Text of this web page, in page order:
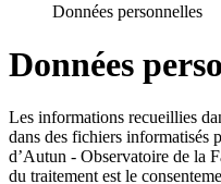
Données personnelles
Données
Les informations recueillies
dans des fichiers informatisés
d’Autun - Observatoire de la
du traitement est le